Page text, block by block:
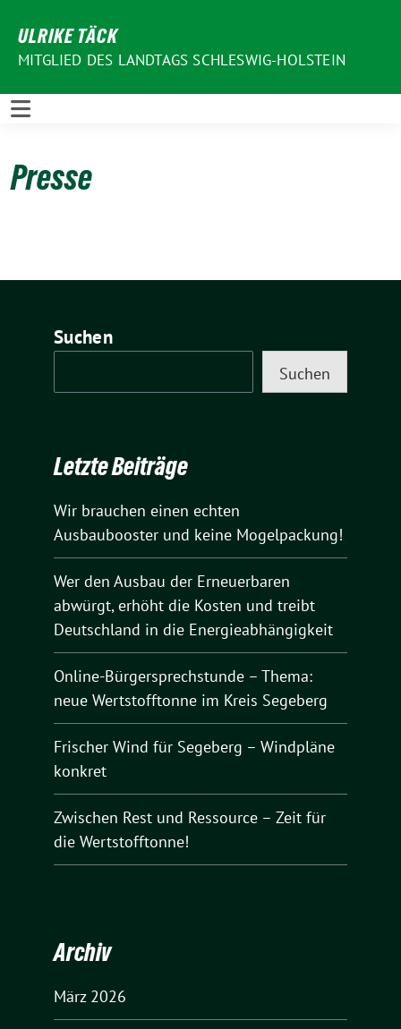
zum
Inhalt
ULRIKE TÄCK
MITGLIED DES LANDTAGS SCHLESWIG-HOLSTEIN
Presse
Suchen
Suchen
Letzte Beiträge
Wir brauchen einen echten
Ausbaubooster und keine Mogelpackung!
Wer den Ausbau der Erneuerbaren
abwürgt, erhöht die Kosten und treibt
Deutschland in die Energieabhängigkeit
Online-Bürgersprechstunde – Thema:
neue Wertstofftonne im Kreis Segeberg
Frischer Wind für Segeberg – Windpläne
konkret
Zwischen Rest und Ressource – Zeit für
die Wertstofftonne!
Archiv
März 2026